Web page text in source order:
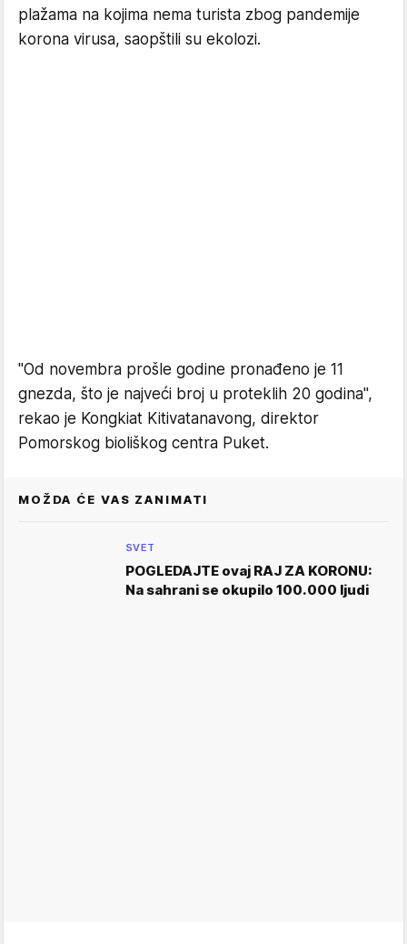
plažama na kojima nema turista zbog pandemije
korona virusa, saopštili su ekolozi.
"Od novembra prošle godine pronađeno je 11
gnezda, što je najveći broj u proteklih 20 godina",
rekao je Kongkiat Kitivatanavong, direktor
Pomorskog bioliškog centra Puket.
MOŽDA ĆE VAS ZANIMATI
SVET
POGLEDAJTE ovaj RAJ ZA KORONU:
Na sahrani se okupilo 100.000 ljudi